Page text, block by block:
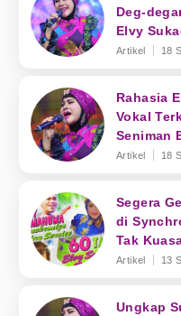
Deg-
Elvy
Artikel 18
Rahasia
Vokal
Seniman
Artikel 18
Segera
di
Tak
Artikel 13
Ungkap